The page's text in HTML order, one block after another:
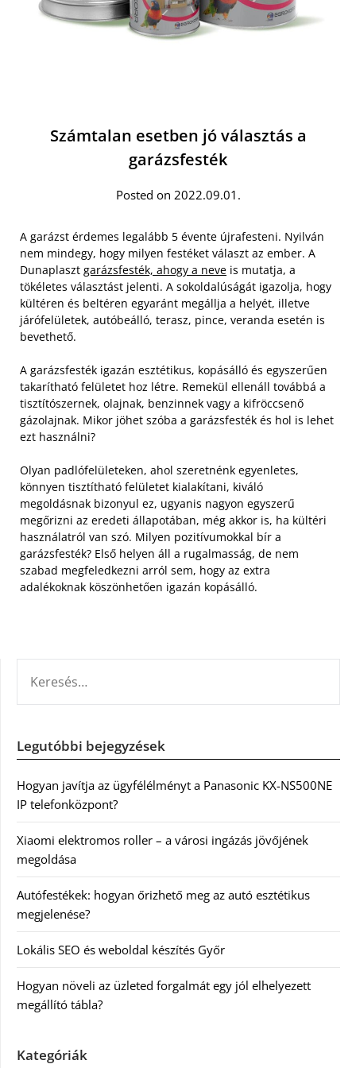
Számtalan esetben jó választás a
garázsfesték
Posted on 2022.09.01.
A garázst érdemes legalább 5 évente újrafesteni. Nyilván
nem mindegy, hogy milyen festéket választ az ember. A
Dunaplaszt garázsfesték, ahogy a neve is mutatja, a
tökéletes választást jelenti. A sokoldalúságát igazolja, hogy
kültéren és beltéren egyaránt megállja a helyét, illetve
járófelületek, autóbeálló, terasz, pince, veranda esetén is
bevethető.
A garázsfesték igazán esztétikus, kopásálló és egyszerűen
takarítható felületet hoz létre. Remekül ellenáll továbbá a
tisztítószernek, olajnak, benzinnek vagy a kifröccsenő
gázolajnak. Mikor jöhet szóba a garázsfesték és hol is lehet
ezt használni?
Olyan padlófelületeken, ahol szeretnénk egyenletes,
könnyen tisztítható felületet kialakítani, kiváló
megoldásnak bizonyul ez, ugyanis nagyon egyszerű
megőrizni az eredeti állapotában, még akkor is, ha kültéri
használatról van szó. Milyen pozitívumokkal bír a
garázsfesték? Első helyen áll a rugalmasság, de nem
szabad megfeledkezni arról sem, hogy az extra
adalékoknak köszönhetően igazán kopásálló.
Legutóbbi bejegyzések
Hogyan javítja az ügyfélélményt a Panasonic KX-NS500NE
IP telefonközpont?
Xiaomi elektromos roller – a városi ingázás jövőjének
megoldása
Autófestékek: hogyan őrizhető meg az autó esztétikus
megjelenése?
Lokális SEO és weboldal készítés Győr
Hogyan növeli az üzleted forgalmát egy jól elhelyezett
megállító tábla?
Kategóriák